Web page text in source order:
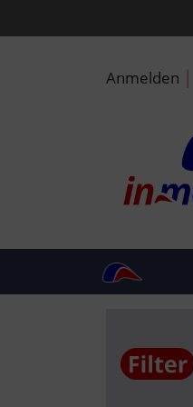
Anmelden |